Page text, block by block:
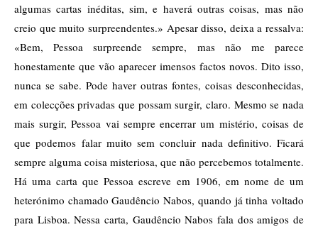
algumas cartas inéditas, sim, e haverá outras coisas, mas não
creio que muito surpreendentes.» Apesar disso, deixa a ressalva:
«Bem, Pessoa surpreende sempre, mas não me parece
honestamente que vão aparecer imensos factos novos. Dito isso,
nunca se sabe. Pode haver outras fontes, coisas desconhecidas,
em colecções privadas que possam surgir, claro. Mesmo se nada
mais surgir, Pessoa vai sempre encerrar um mistério, coisas de
que podemos falar muito sem concluir nada definitivo. Ficará
sempre alguma coisa misteriosa, que não percebemos totalmente.
Há uma carta que Pessoa escreve em 1906, em nome de um
heterónimo chamado Gaudêncio Nabos, quando já tinha voltado
para Lisboa. Nessa carta, Gaudêncio Nabos fala dos amigos de